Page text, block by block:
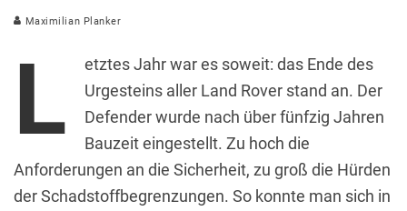
Maximilian Planker
L
etztes Jahr war es soweit: das Ende des
Urgesteins aller Land Rover stand an. Der
Defender wurde nach über fünfzig Jahren
Bauzeit eingestellt. Zu hoch die
Anforderungen an die Sicherheit, zu groß die Hürden
der Schadstoffbegrenzungen. So konnte man sich in